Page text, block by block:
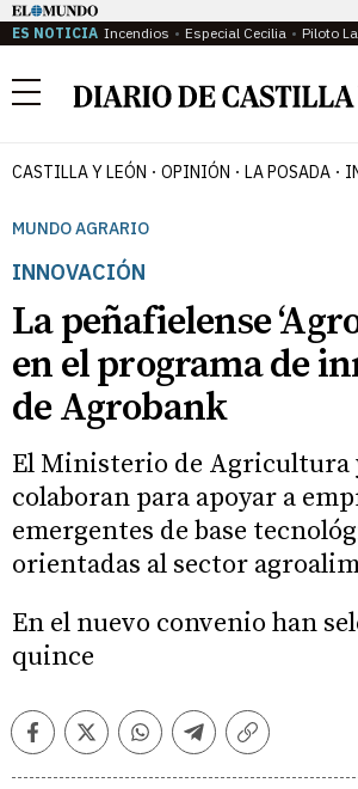
ES NOTICIA Incendios Especial Cecilia Piloto
Menú
CASTILLA Y LEÓN OPINIÓN LA POSADA
MUNDO AGRARIO
INNOVACIÓN
La peñafielense
en el programa de
de Agrobank
El Ministerio de Agricultura
colaboran para apoyar a
emergentes de base
orientadas al sector
En el nuevo convenio han
quince
FacebookTwitterWhatsappTelegramCopiar